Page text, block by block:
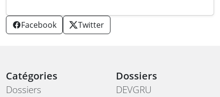
Facebook Twitter
Catégories
Dossiers
Dossiers
DEVGRU